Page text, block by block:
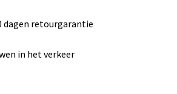
dagen retourgarantie
in het verkeer